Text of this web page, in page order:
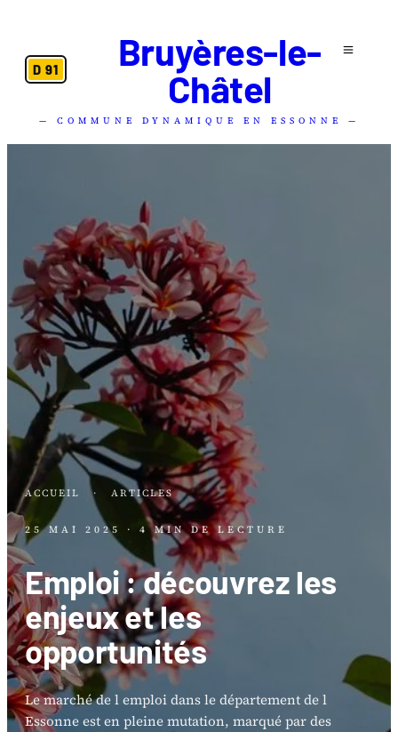
D 91
Bruyères-le-
Châtel
— COMMUNE DYNAMIQUE EN ESSONNE —
ACCUEIL · ARTICLES
25 MAI 2025 · 4 MIN DE LECTURE
Emploi : découvrez les
enjeux et les
opportunités
Le marché de l emploi dans le département de l
Essonne est en pleine mutation, marqué par des